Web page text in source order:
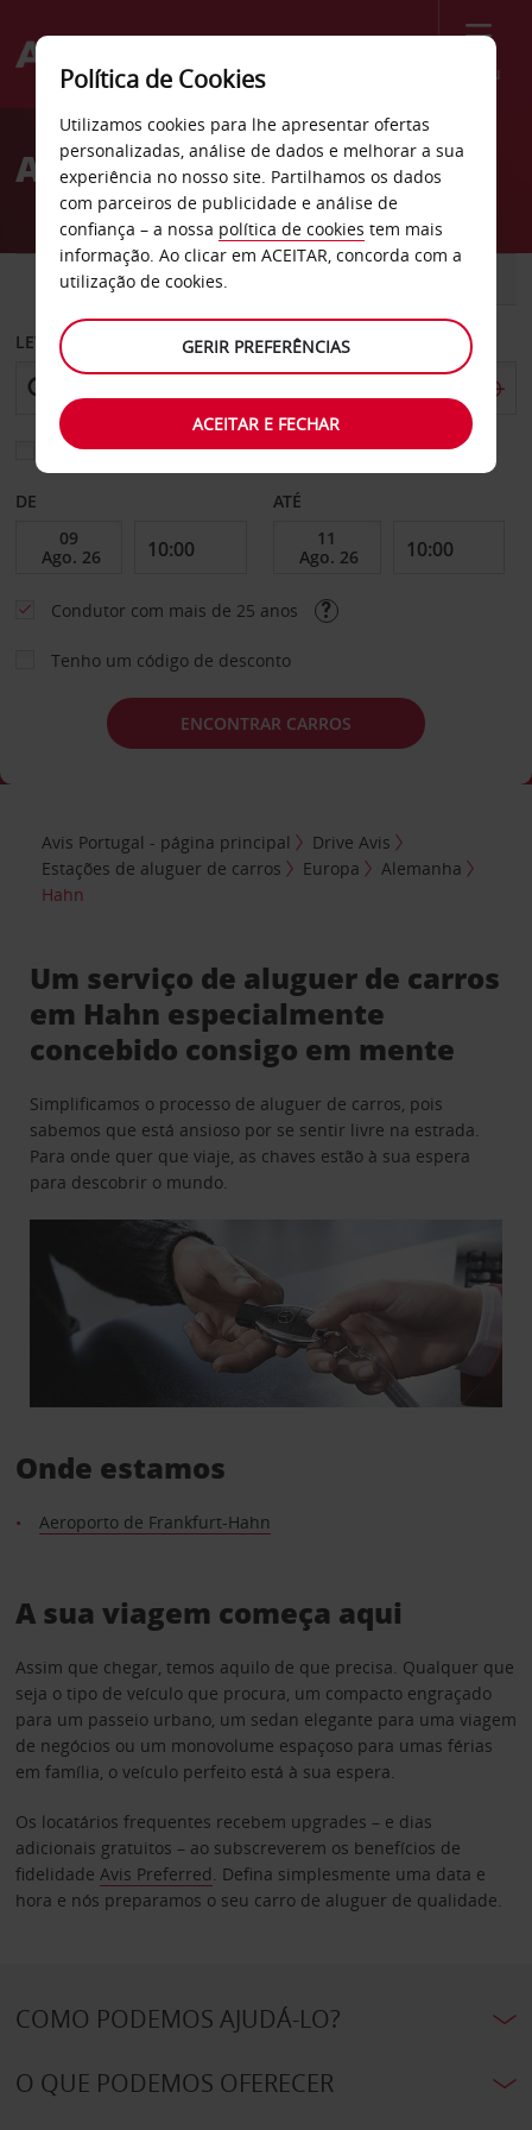
Menu
Welcome
AvisAluguer de carros Hahn
CARRO
LEVANTAR EM
Escolher uma estação de devolução diferente
DE ATÉ
Condutor com mais de 25 anos
Tenho um código de desconto
ENCONTRAR CARROS
Avis Portugal - página principal
Drive Avis
Estações de aluguer de carros
Europa
Alemanha
Hahn
Um serviço de aluguer de carros
em Hahn especialmente
concebido consigo em mente
Simplificamos o processo de aluguer de carros, pois
sabemos que está ansioso por se sentir livre na estrada.
Para onde quer que viaje, as chaves estão à sua espera
para descobrir o mundo.
Onde estamos
Aeroporto de Frankfurt-Hahn
A sua viagem começa aqui
Assim que chegar, temos aquilo de que precisa. Qualquer que
seja o tipo de veículo que procura, um compacto engraçado
para um passeio urbano, um sedan elegante para uma viagem
de negócios ou um monovolume espaçoso para umas férias
em família, o veículo perfeito está à sua espera.
Os locatários frequentes recebem upgrades – e dias
adicionais gratuitos – ao subscreverem os benefícios de
fidelidade Avis Preferred. Defina simplesmente uma data e
hora e nós preparamos o seu carro de aluguer de qualidade.
COMO PODEMOS AJUDÁ-LO?
O QUE PODEMOS OFERECER
Política de Cookies
Utilizamos cookies para lhe apresentar ofertas
personalizadas, análise de dados e melhorar a sua
experiência no nosso site. Partilhamos os dados
com parceiros de publicidade e análise de
confiança – a nossa política de cookies tem mais
informação. Ao clicar em ACEITAR, concorda com a
utilização de cookies.
GERIR PREFERÊNCIAS
ACEITAR E FECHAR